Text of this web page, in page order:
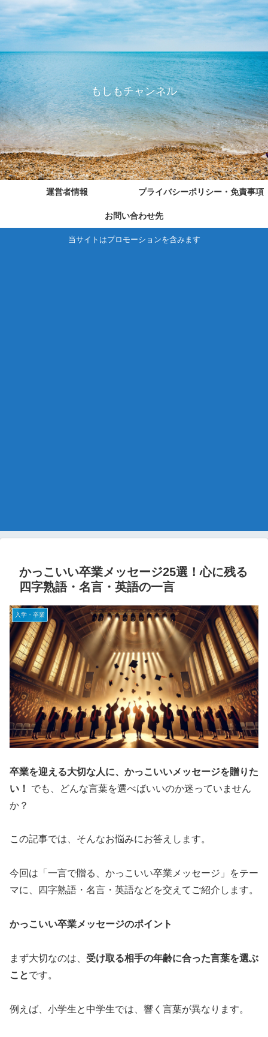
もしもチャンネル
運営者情報 プライバシーポリシー・免責事項
お問い合わせ先
当サイトはプロモーションを含みます
かっこいい卒業メッセージ25選！心に残る
四字熟語・名言・英語の一言
入学・卒業
卒業を迎える大切な人に、かっこいいメッセージを贈りた
い！
でも、どんな言葉を選べばいいのか迷っていません
か？
この記事では、そんなお悩みにお答えします。
今回は「一言で贈る、かっこいい卒業メッセージ」をテー
マに、四字熟語・名言・英語などを交えてご紹介します。
かっこいい卒業メッセージのポイント
まず大切なのは、 受け取る相手の年齢に合った言葉を選ぶ
ことです。
例えば、小学生と中学生では、響く言葉が異なります。